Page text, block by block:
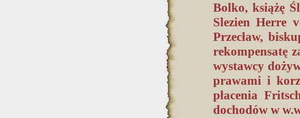
Bolko, książę
Slezien Herre
Przecław,
rekompensatę
wystawcy
prawami i
płacenia
dochodów w